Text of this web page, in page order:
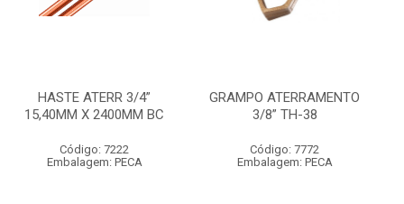
HASTE ATERR 3/4”
15,40MM X 2400MM BC
Código: 7222
Embalagem: PECA
GRAMPO ATERRAMENTO
3/8” TH-38
Código: 7772
Embalagem: PECA